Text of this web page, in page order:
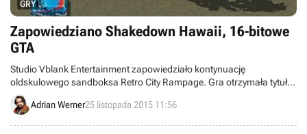
GRY
Zapowiedziano Shakedown Hawaii, 16-bitowe
GTA
Studio Vblank Entertainment zapowiedziało kontynuację
oldskulowego sandboksa Retro City Rampage. Gra otrzymała tytuł
Shakedown Hawaii i można ją w uproszczeniu opisać jako 16-
bitowe Grand Theft Auto.
Adrian Werner25 listopada 2015 11:56